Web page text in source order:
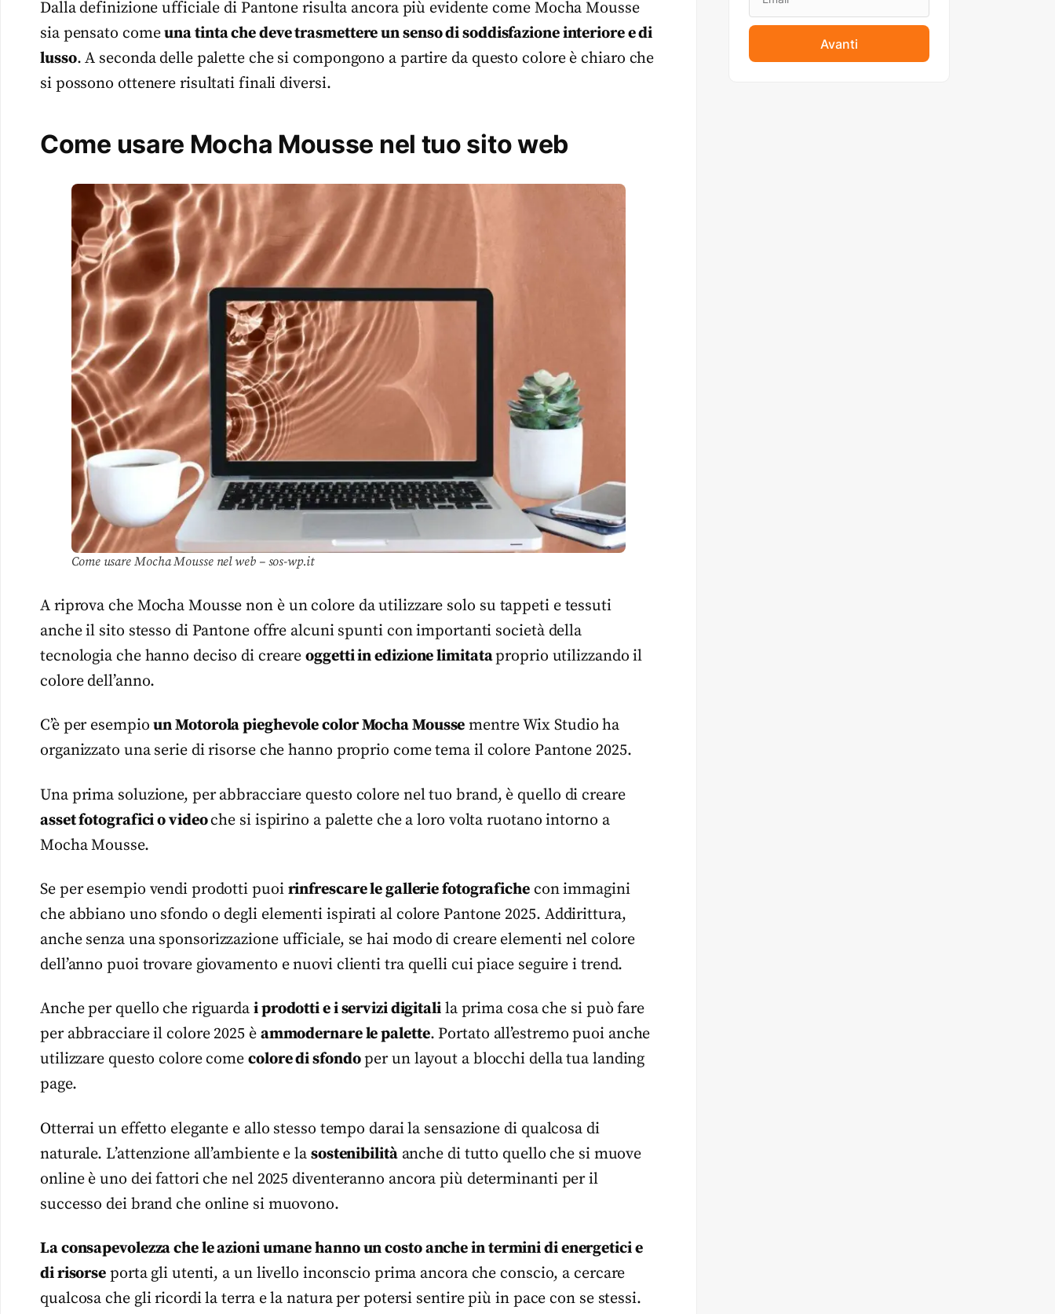
Dalla definizione ufficiale di Pantone risulta ancora più evidente come Mocha Mousse
sia pensato comeuna tinta che deve trasmettere un senso di soddisfazione interiore e di
lusso. A seconda delle palette che si compongono a partire da questo colore è chiaro che
si possono ottenere risultati finali diversi.
Come usare Mocha Mousse nel tuo sito web
Come usare Mocha Mousse nel web – sos-wp.it
A riprova che Mocha Mousse non è un colore da utilizzare solo su tappeti e tessuti
anche il sito stesso di Pantone offre alcuni spunti con importanti società della
tecnologia che hanno deciso di creareoggetti in edizione limitataproprio utilizzando il
colore dell’anno.
C’è per esempioun Motorola pieghevole color Mocha Mousse mentre Wix Studio ha
organizzato una serie di risorse che hanno proprio come tema il colore Pantone 2025.
Una prima soluzione, per abbracciare questo colore nel tuo brand, è quello di creare
asset fotografici o videoche si ispirino a palette che a loro volta ruotano intorno a
Mocha Mousse.
Se per esempio vendi prodotti puoi rinfrescare le gallerie fotografichecon immagini
che abbiano uno sfondo o degli elementi ispirati al colore Pantone 2025. Addirittura,
anche senza una sponsorizzazione ufficiale, se hai modo di creare elementi nel colore
dell’anno puoi trovare giovamento e nuovi clienti tra quelli cui piace seguire i trend.
Anche per quello che riguarda i prodotti e i servizi digitalila prima cosa che si può fare
per abbracciare il colore 2025 è ammodernare le palette. Portato all’estremo puoi anche
utilizzare questo colore come colore di sfondoper un layout a blocchi della tua landing
page.
Otterrai un effetto elegante e allo stesso tempo darai la sensazione di qualcosa di
naturale. L’attenzione all’ambiente e la sostenibilitàanche di tutto quello che si muove
online è uno dei fattori che nel 2025 diventeranno ancora più determinanti per il
successo dei brand che online si muovono.
La consapevolezza che le azioni umane hanno un costo anche in termini di energetici e
di risorse porta gli utenti, a un livello inconscio prima ancora che conscio, a cercare
qualcosa che gli ricordi la terra e la natura per potersi sentire più in pace con se stessi.
Avanti